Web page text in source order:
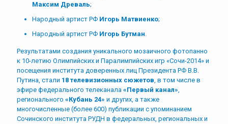
Максим Древаль;
Народный артист РФ Игорь Матвиенко;
Народный артист РФ Игорь Бутман.
Результатами создания уникального мозаичного фотопанно
к 10-летию Олимпийских и Паралимпийских игр «Сочи-2014» и
посещения института доверенных лиц Президента РФ В.В.
Путина, стали 18 телевизионных сюжетов, в том числе в
эфире федерального телеканала «Первый канал»,
регионального «Кубань 24» и других, а также
многочисленные (более 600) публикации с упоминанием
Сочинского института РУДН в федеральных, региональных и